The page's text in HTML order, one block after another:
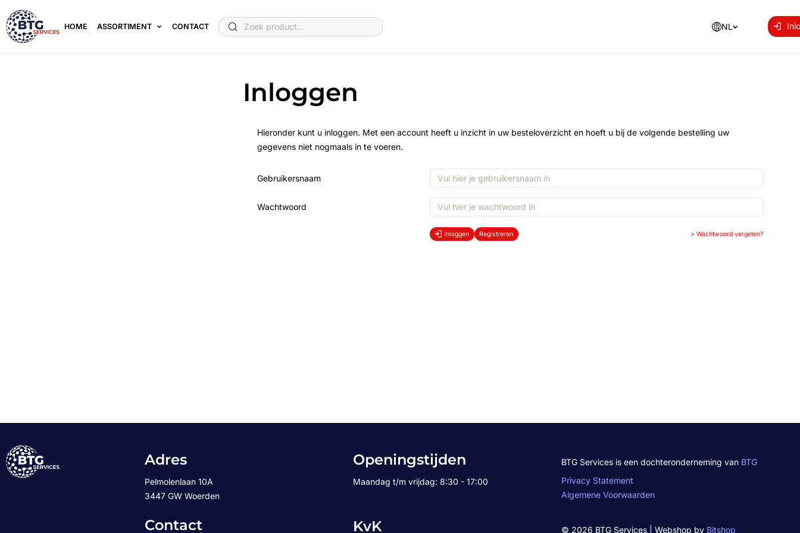
HOME ASSORTIMENT CONTACT NL
Inloggen
Hieronder kunt u inloggen. Met een account heeft u inzicht in uw besteloverzicht en hoeft u bij de volgende bestelling uw
gegevens niet nogmaals in te voeren.
Gebruikersnaam
Wachtwoord
Inloggen Registreren >Wachtwoord vergeten?
Adres
Pelmolenlaan 10A
3447 GW Woerden
Contact
Openingstijden
Maandag t/m vrijdag: 8:30 - 17:00
KvK
BTG Services is een dochteronderneming van BTG
Privacy Statement
Algemene Voorwaarden
© 2026 BTG Services | Webshop by Bitshop